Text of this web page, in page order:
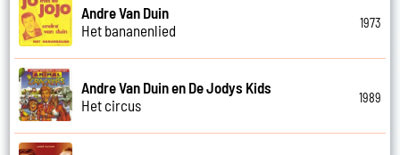
Andre Van Duin
Het bananenlied
1973
Andre Van Duin en De Jodys Kids
Het circus
1989